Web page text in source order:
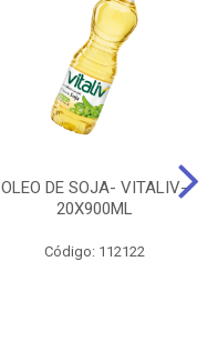
OLEO DE SOJA- VITALIV-
20X900ML
Código: 112122